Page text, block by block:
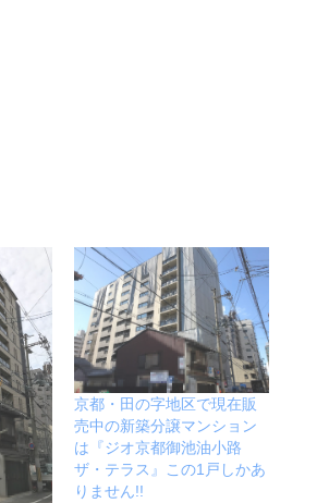
京都・田の字地区で現在販
売中の新築分譲マンション
は『ジオ京都御池油小路
ザ・テラス』この1戸しかあ
りません!!